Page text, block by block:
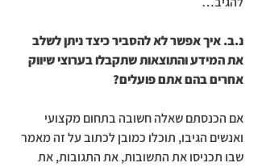
נ.ב. איך אפשר לא להסביר כיצד ניתן לשלב
את המידע והתוצאות שתקבלו בערוצי שיווק
אחרים בהם אתם פועלים?
אם הכנסתם שאלה חשובה בתחום מקצועי
ואנשים הגיבו, תוכלו כמובן לכתוב על זה מאמר
שבו תכניסו את התשובות, את התגובות, את